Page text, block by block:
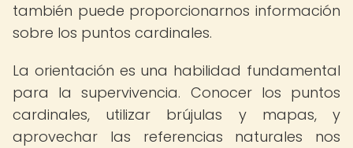
también puede proporcionarnos información
sobre los puntos cardinales.
La orientación es una habilidad fundamental
para la supervivencia. Conocer los puntos
cardinales, utilizar brújulas y mapas, y
aprovechar las referencias naturales nos